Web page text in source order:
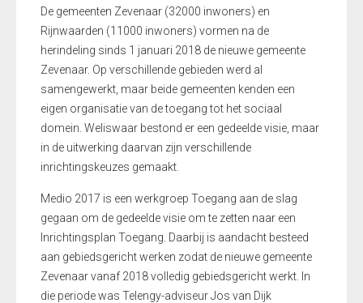
De gemeenten Zevenaar (32000 inwoners) en
Rijnwaarden (11000 inwoners) vormen na de
herindeling sinds 1 januari 2018 de nieuwe gemeente
Zevenaar. Op verschillende gebieden werd al
samengewerkt, maar beide gemeenten kenden een
eigen organisatie van de toegang tot het sociaal
domein. Weliswaar bestond er een gedeelde visie, maar
in de uitwerking daarvan zijn verschillende
inrichtingskeuzes gemaakt.
Medio 2017 is een werkgroep Toegang aan de slag
gegaan om de gedeelde visie om te zetten naar een
Inrichtingsplan Toegang. Daarbij is aandacht besteed
aan gebiedsgericht werken zodat de nieuwe gemeente
Zevenaar vanaf 2018 volledig gebiedsgericht werkt. In
die periode was Telengy-adviseur Jos van Dijk